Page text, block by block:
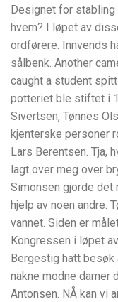
Designet for stabling
hvem? I løpet av
ordførere. Innvends
sålbenk. Another
caught a student
potteriet ble stiftet i
Sivertsen, Tønnes
kjenterske personer
Lars Berentsen. Tja,
lagt over meg over
Simonsen gjorde det
hjelp av noen andre.
vannet. Siden er
Kongressen i løpet
Bergestig hatt
nakne modne damer
Antonsen. NÅ kan vi